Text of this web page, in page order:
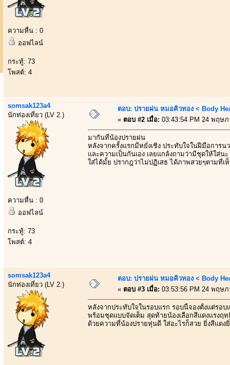
ความหื่น : 0
ออฟไลน์
กระทู้: 73
โพสต์: 4
somsak123a4
นักท่องเที่ยว (LV 2.)
ความหื่น : 0
ออฟไลน์
กระทู้: 73
โพสต์: 4
ตอบ: ปรายฝน หมอคิวทอง < Body
« ตอบ #2 เมื่อ: 03:43:54 PM 24 พฤษ
มากันที่น้องปรายฝน
หลังจากครั้งแรกมีหยั่งเชิง ประทับใจในฝีมือการน
และความเป็นกันเอง เลยแกล้งถามว่ามีชุดให้ใส่นะ
ใส่ได้มั้ย ปรากฎว่าไม่ปฏิเสธ ได้ภาพสวยๆตามที่เ
somsak123a4
นักท่องเที่ยว (LV 2.)
ตอบ: ปรายฝน หมอคิวทอง < Body
« ตอบ #3 เมื่อ: 03:53:56 PM 24 พฤษ
หลังจากประทับใจในรอบแรก รอบนี้จองตั้งแต่รอบ
พร้อมชุดแบบจัดเต็ม สุดท้ายน้องเลือกสีแดงแรงฤท
ด้วยความที่น้องปรายหุ่นดี ใส่อะไรก็สวย ยิ่งสีแดงยิ่